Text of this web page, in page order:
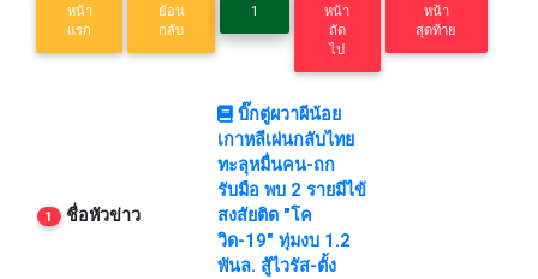
หน้า
แรก
ย้อน
กลับ
1
หน้า
ถัด
ไป
หน้า
สุดท้าย
1 ชื่อหัวข่าว
บิ๊กตู่ผวาผีน้อย
เกาหลีเผ่นกลับไทย
ทะลุหมื่นคน-ถก
รับมือ พบ 2 รายมีไข้
สงสัยติด "โค
วิด-19" ทุ่มงบ 1.2
พันล. สู้ไวรัส-ตั้ง